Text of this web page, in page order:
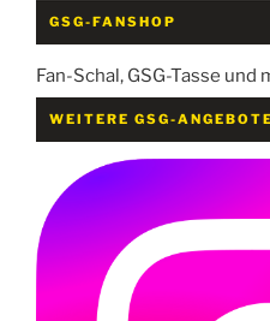
GSG-FANSHOP
Fan-Schal, GSG-Tasse und
WEITERE GSG-